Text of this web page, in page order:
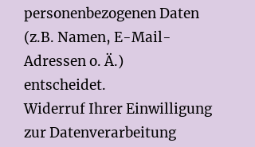
personenbezogenen Daten
(z.B. Namen, E-Mail-
Adressen o. Ä.)
entscheidet.
Widerruf Ihrer Einwilligung
zur Datenverarbeitung